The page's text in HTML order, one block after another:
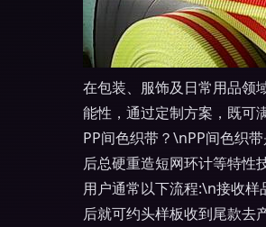
在包装、服饰及日常用品领
能性，通过定制方案，既可
PP间色织带？\nPP间色织
后总硬重造短网环计等特性
用户通常以下流程:\n接收样
后就可约头样板收到尾款去